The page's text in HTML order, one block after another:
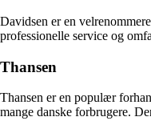
Davidsen er en
professionelle service og
Thansen
Thansen er en populær
mange danske forbrugere.